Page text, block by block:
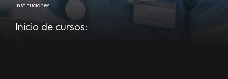
instituciones.
Inicio de cursos: